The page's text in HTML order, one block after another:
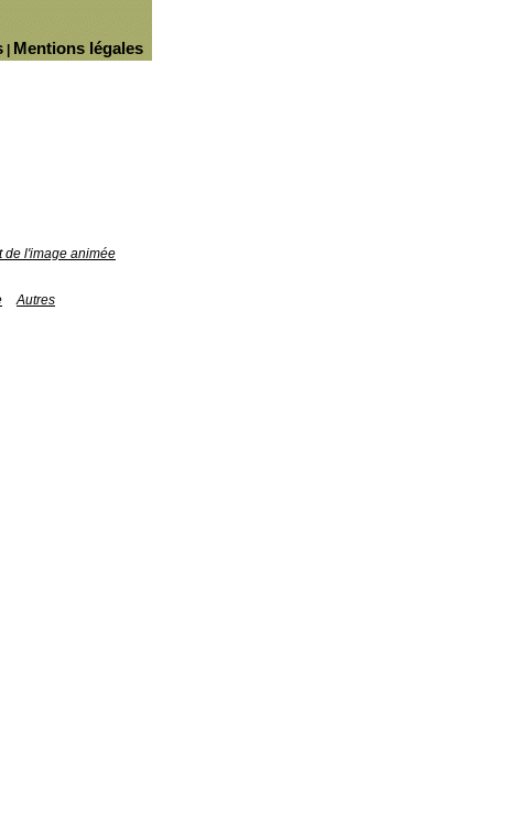
Mentions légales
de l'image animée
Autres